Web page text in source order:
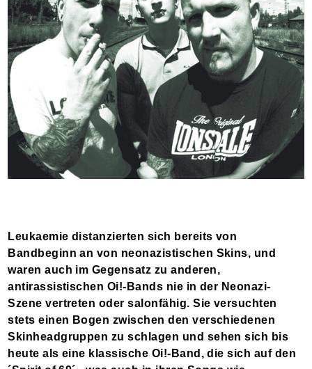
Leukaemie distanzierten sich bereits von
Bandbeginn an von neonazistischen Skins, und
waren auch im Gegensatz zu anderen,
antirassistischen Oi!-Bands nie in der Neonazi-
Szene vertreten oder salonfähig. Sie versuchten
stets einen Bogen zwischen den verschiedenen
Skinheadgruppen zu schlagen und sehen sich bis
heute als eine klassische Oi!-Band, die sich auf den